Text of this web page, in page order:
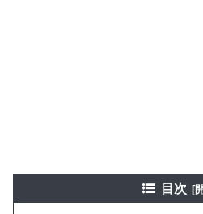
目次